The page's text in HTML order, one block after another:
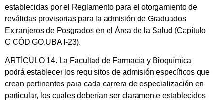
establecidas por el Reglamento para el otorgamiento de
reválidas provisorias para la admisión de Graduados
Extranjeros de Posgrados en el Área de la Salud (Capítulo
C CÓDIGO.UBA I-23).
ARTÍCULO 14. La Facultad de Farmacia y Bioquímica
podrá establecer los requisitos de admisión específicos que
crean pertinentes para cada carrera de especialización en
particular, los cuales deberían ser claramente establecidos